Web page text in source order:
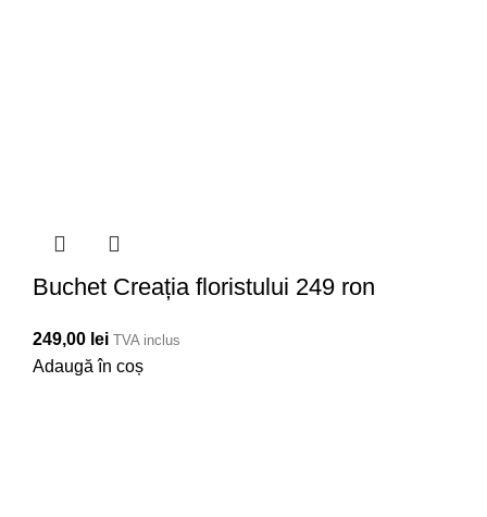
Buchet Creația floristului 249 ron
249,00 lei TVA inclus
Adaugă în coș